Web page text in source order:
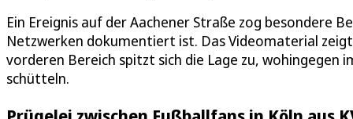
Ein Ereignis auf der Aachener Straße zog besondere
Netzwerken dokumentiert ist. Das Videomaterial
vorderen Bereich spitzt sich die Lage zu, wohingegen
schütteln.